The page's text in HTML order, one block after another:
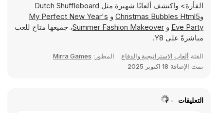
الفأرة> واكتشف ألعابًا شهيرة مثل
Dutch Shuffleboard
وChristmas Bubbles Html5 و My Perfect New Year's
Eve Party و Summer Fashion Makeover، جميعها متاح للعب
مباشرةً على Y8.
الفئة ألعاب الاستراتيجية والدفاع المطور: Mirra Games
تمت الإضافة 18 اكتوبر 2025
التعليقات